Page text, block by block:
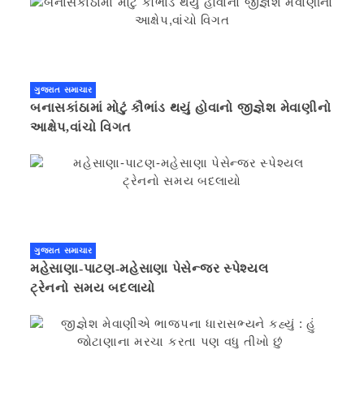
ગુજરાત સમાચાર
બનાસકાંઠામાં મોટું કૌભાંડ થયું હોવાનો જીજ્ઞેશ મેવાણીનો
આક્ષેપ,વાંચો વિગત
ગુજરાત સમાચાર
મહેસાણા-પાટણ-મહેસાણા પેસેન્જર સ્પેશ્યલ
ટ્રેનનો સમય બદલાયો